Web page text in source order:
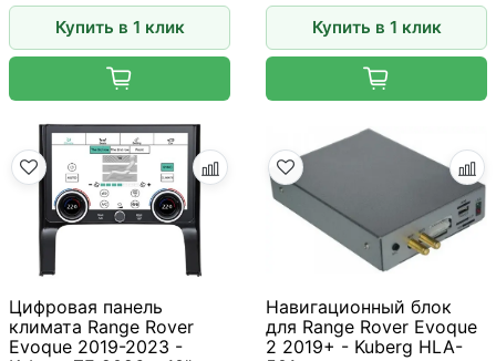
Купить в 1 клик Купить в 1 клик
Цифровая панель
климата Range Rover
Evoque 2019-2023 -
Навигационный блок
для Range Rover Evoque
2 2019+ - Kuberg HLA-